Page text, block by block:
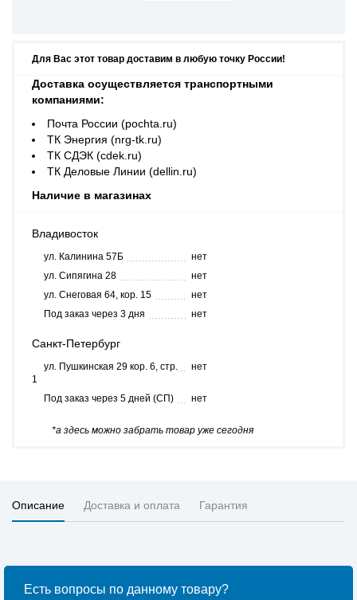
Для Вас этот товар доставим в любую точку России!
Доставка осуществляется транспортными
компаниями:
Почта России (pochta.ru)
ТК Энергия (nrg-tk.ru)
ТК СДЭК (cdek.ru)
ТК Деловые Линии (dellin.ru)
Наличие в магазинах
Владивосток
ул. Калинина 57Б
нет
ул. Сипягина 28
нет
ул. Снеговая 64, кор. 15
нет
Под заказ через 3 дня
нет
Санкт-Петербург
ул. Пушкинская 29 кор. 6, стр.
1
нет
Под заказ через 5 дней (СП) нет
*а здесь можно забрать товар уже сегодня
Описание Доставка и оплата Гарантия
Есть вопросы по данному товару?